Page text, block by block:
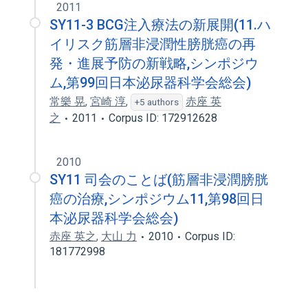
2011
SY11-3 BCG注入療法の新展開(11.ハ
イリスク筋層非浸潤性膀胱癌の再
発・進展予防の新戦略,シンポジウ
ム,第99回日本泌尿器科学会総会)
常樂 晃, 宮崎 淳, +5 authors
赤座 英
之
2011 Corpus ID: 172912628
2010
SY11 司会のことば(筋層非浸潤膀胱
癌の治療,シンポジウム11,第98回日
本泌尿器科学会総会)
赤座 英之, 大山 力 2010
Corpus ID:
181772998